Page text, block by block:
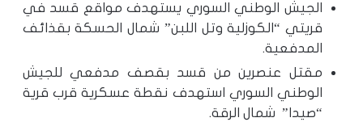
الجيش الوطني السوري يستهدف مواقع قسد في
قريتي “الكوزلية وتل اللبن” شمال الحسكة بقذائف
المدفعية.
مقتل عنصرين من قسد بقصف مدفعي للجيش
الوطني السوري استهدف نقطة عسكرية قرب قرية
“صيدا” شمال الرقة.